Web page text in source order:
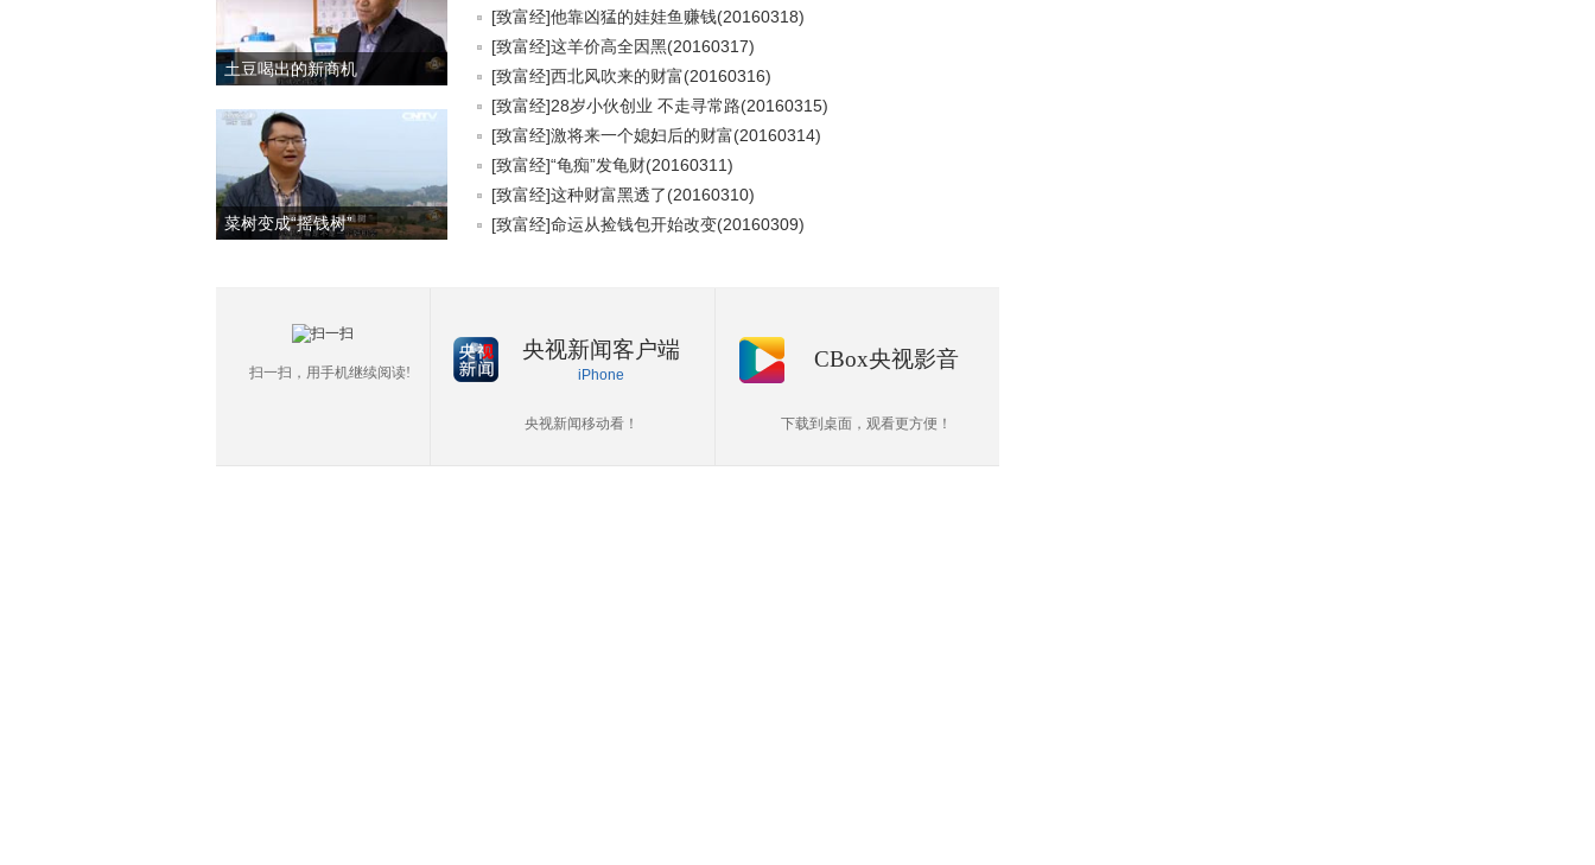
土豆喝出的新商机
菜树变成“摇钱树”
[致富经]他靠凶猛的娃娃鱼赚钱(20160318)
[致富经]这羊价高全因黑(20160317)
[致富经]西北风吹来的财富(20160316)
[致富经]28岁小伙创业 不走寻常路(20160315)
[致富经]激将来一个媳妇后的财富(20160314)
[致富经]“龟痴”发龟财(20160311)
[致富经]这种财富黑透了(20160310)
[致富经]命运从捡钱包开始改变(20160309)
扫一扫，用手机继续阅读!
央视新闻客户端
iPhone
央视新闻移动看！
CBox央视影音
下载到桌面，观看更方便！